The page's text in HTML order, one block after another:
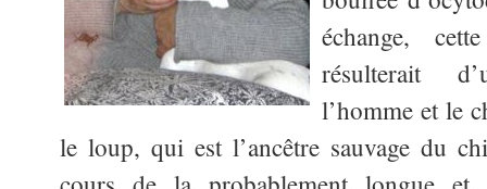
échange,
résulterait
l’homme et le
le loup, qui est l’ancêtre sauvage du